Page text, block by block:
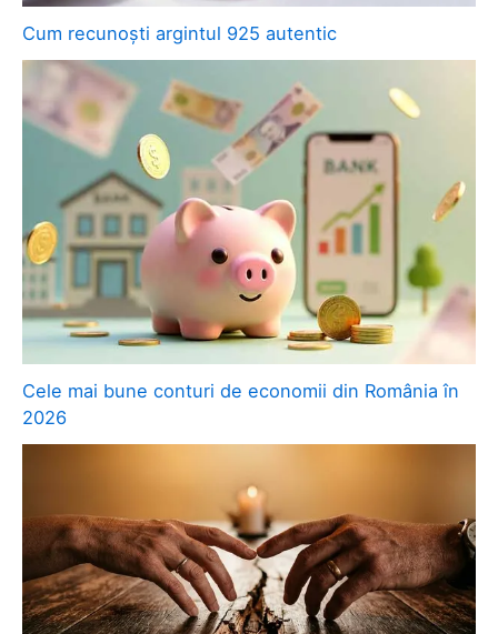
Cum recunoști argintul 925 autentic
Cele mai bune conturi de economii din România în
2026